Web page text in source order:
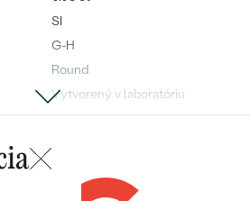
SI
G-H
Round
Vytvorený v laboratóriu